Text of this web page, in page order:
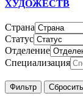
ХУДОЖЕСТВ
Страна
Статус
Отделение
Специализация